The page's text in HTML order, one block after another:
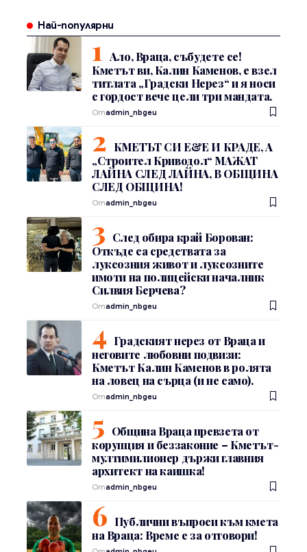
Най-популярни
Ало, Враца, събудете се!
Кметът ви, Калин Каменов, е взел
титлата „Градски Нерез“ и я носи
с гордост вече цели три мандата.
Отadmin_nbgeu
КМЕТЪТ СИ Е&Е И КРАДЕ, А
„Строител Криводол“ МАЖАТ
ЛАЙНА СЛЕД ЛАЙНА, В ОБЩИНА
СЛЕД ОБЩИНА!
Отadmin_nbgeu
След обира край Борован:
Откъде са средствата за
луксозния живот и луксозните
имоти на полицейски началник
Силвия Берчева?
Отadmin_nbgeu
Градският нерез от Враца и
неговите любовни подвизи:
Кметът Калин Каменов в ролята
на ловец на сърца (и не само).
Отadmin_nbgeu
Община Враца превзета от
корупция и беззаконие – Кметът-
мултимилионер държи главния
архитект на каишка!
Отadmin_nbgeu
Публични въпроси към кмета
на Враца: Време е за отговори!